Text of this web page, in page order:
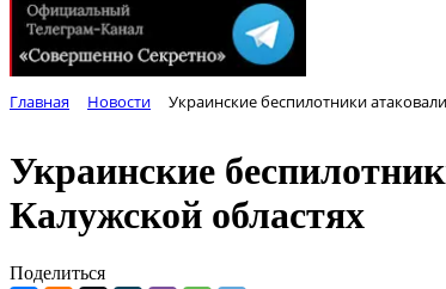
Главная Новости Украинские беспилотники
Украинские
Калужской областях
Поделиться